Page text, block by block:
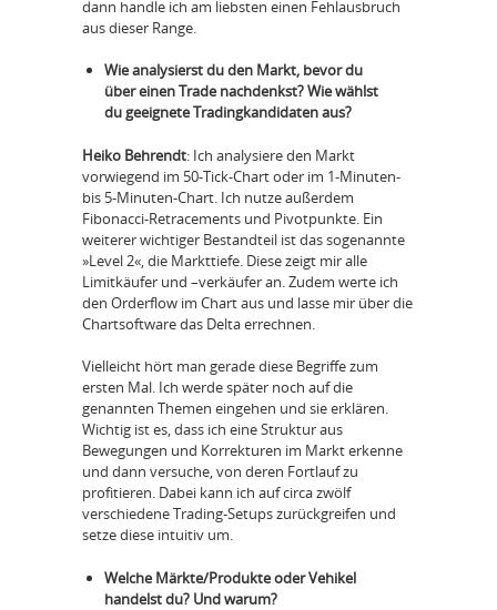
dann handle ich am liebsten einen Fehlausbruch
aus dieser Range.
Wie analysierst du den Markt, bevor du
über einen Trade nachdenkst? Wie wählst
du geeignete Tradingkandidaten aus?
Heiko Behrendt: Ich analysiere den Markt
vorwiegend im 50-Tick-Chart oder im 1-Minuten-
bis 5-Minuten-Chart. Ich nutze außerdem
Fibonacci-Retracements und Pivotpunkte. Ein
weiterer wichtiger Bestandteil ist das sogenannte
»Level 2«, die Markttiefe. Diese zeigt mir alle
Limitkäufer und –verkäufer an. Zudem werte ich
den Orderflow im Chart aus und lasse mir über die
Chartsoftware das Delta errechnen.
Vielleicht hört man gerade diese Begriffe zum
ersten Mal. Ich werde später noch auf die
genannten Themen eingehen und sie erklären.
Wichtig ist es, dass ich eine Struktur aus
Bewegungen und Korrekturen im Markt erkenne
und dann versuche, von deren Fortlauf zu
profitieren. Dabei kann ich auf circa zwölf
verschiedene Trading-Setups zurückgreifen und
setze diese intuitiv um.
Welche Märkte/Produkte oder Vehikel
handelst du? Und warum?